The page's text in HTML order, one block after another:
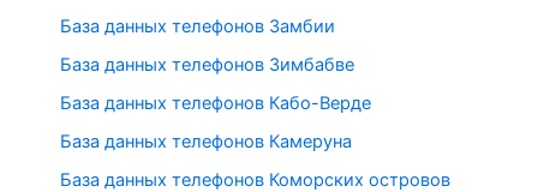
База данных телефонов Замбии
База данных телефонов Зимбабве
База данных телефонов Кабо-Верде
База данных телефонов Камеруна
База данных телефонов Коморских островов